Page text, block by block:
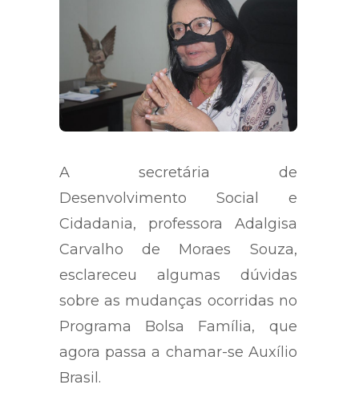
A secretária de
Desenvolvimento Social e
Cidadania, professora Adalgisa
Carvalho de Moraes Souza,
esclareceu algumas dúvidas
sobre as mudanças ocorridas no
Programa Bolsa Família, que
agora passa a chamar-se Auxílio
Brasil.